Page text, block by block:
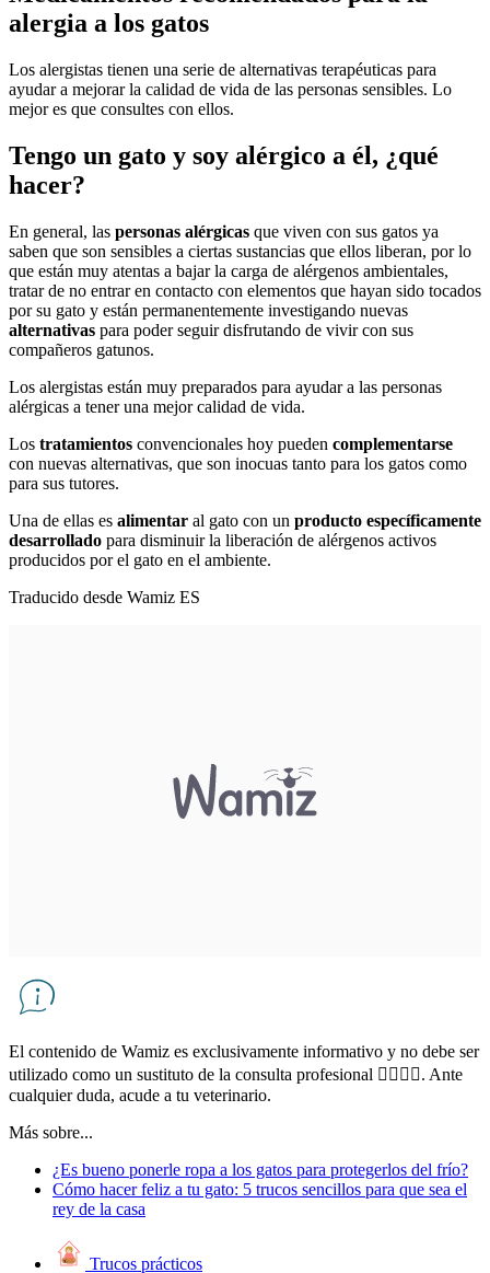
alergia a los gatos
Los alergistas tienen una serie de alternativas terapéuticas para
ayudar a mejorar la calidad de vida de las personas sensibles. Lo
mejor es que consultes con ellos.
Tengo un gato y soy alérgico a él, ¿qué
hacer?
En general, las personas alérgicas que viven con sus gatos ya
saben que son sensibles a ciertas sustancias que ellos liberan, por lo
que están muy atentas a bajar la carga de alérgenos ambientales,
tratar de no entrar en contacto con elementos que hayan sido tocados
por su gato y están permanentemente investigando nuevas
alternativas para poder seguir disfrutando de vivir con sus
compañeros gatunos.
Los alergistas están muy preparados para ayudar a las personas
alérgicas a tener una mejor calidad de vida.
Los tratamientos convencionales hoy pueden complementarse
con nuevas alternativas, que son inocuas tanto para los gatos como
para sus tutores.
Una de ellas es alimentar al gato con un producto específicamente
desarrollado para disminuir la liberación de alérgenos activos
producidos por el gato en el ambiente.
Traducido desde Wamiz ES
El contenido de Wamiz es exclusivamente informativo y no debe ser
utilizado como un sustituto de la consulta profesional 👨‍⚕👩‍⚕. Ante
cualquier duda, acude a tu veterinario.
Más sobre...
¿Es bueno ponerle ropa a los gatos para protegerlos del frío?
Cómo hacer feliz a tu gato: 5 trucos sencillos para que sea el
rey de la casa
Trucos prácticos